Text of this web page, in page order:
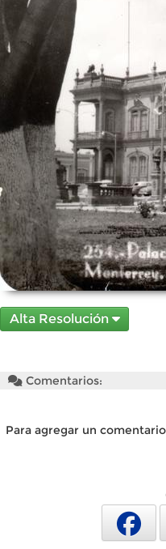
Alta Resolución
Comentarios:
Para agregar un comentario